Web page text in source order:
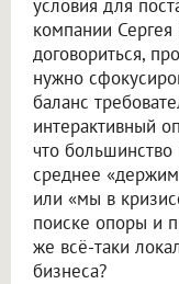
условия для
компании
договориться,
нужно
баланс
интерактивный
что
среднее
или «мы в
поиске опоры и
же всё-таки
бизнеса?